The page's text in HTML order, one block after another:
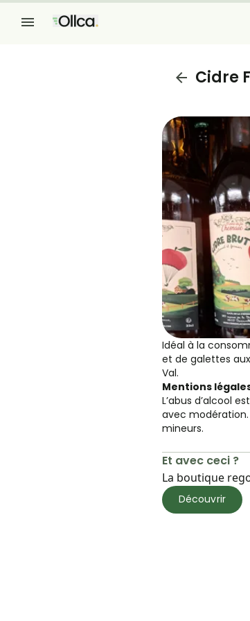
Cidre
Idéal à la
et de galettes
Val.
Mentions
L’abus d’alcool
avec
mineurs.
Et avec ceci ?
La boutique
Découvrir